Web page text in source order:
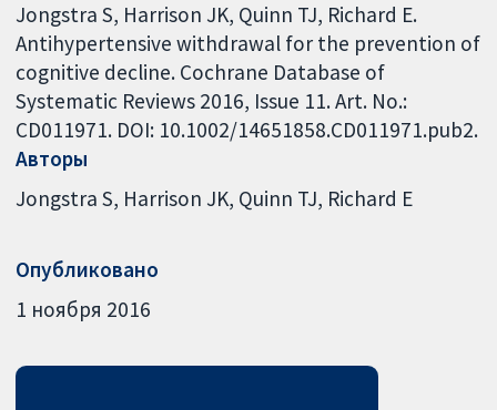
Jongstra S, Harrison JK, Quinn TJ, Richard E.
Antihypertensive withdrawal for the prevention of
cognitive decline. Cochrane Database of
Systematic Reviews 2016, Issue 11. Art. No.:
CD011971. DOI: 10.1002/14651858.CD011971.pub2.
Авторы
Jongstra S Harrison JK Quinn TJ Richard E
Опубликовано
1 ноября 2016